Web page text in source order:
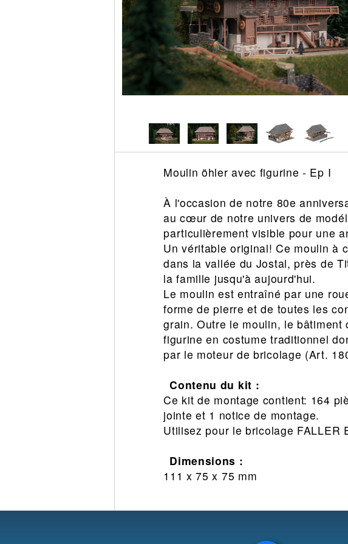
Voie
Digital
Decors
Figurine
Car system
Vehicule
Catalogue
Accesoire
Leonard
Finition
Moulin öhler avec figurine - Ep I
À l'occasion de notre 80e
au cœur de notre univers de
particulièrement visible pour une
Un véritable original! Ce moulin à
dans la vallée du Jostal, près de
la famille jusqu'à aujourd'hui.
Le moulin est entraîné par une
forme de pierre et de toutes les
grain. Outre le moulin, le
figurine en costume traditionnel
par le moteur de bricolage (Art.
Contenu du kit :
Ce kit de montage contient: 164
jointe et 1 notice de montage.
Utilisez pour le bricolage FALLER
Dimensions :
111 x 75 x 75 mm